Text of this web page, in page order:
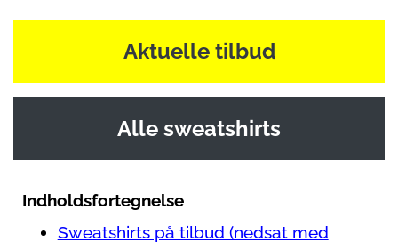
Aktuelle tilbud
Alle sweatshirts
Indholdsfortegnelse
Sweatshirts på tilbud (nedsat med